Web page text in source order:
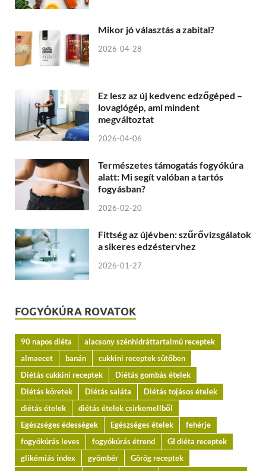
Mikor jó választás a zabital?
2026-04-28
Ez lesz az új kedvenc edzőgéped –
lovaglógép, ami mindent
megváltoztat
2026-04-06
Természetes támogatás fogyókúra
alatt: Mi segít valóban a tartós
fogyásban?
2026-02-20
Fittség az újévben: szűrővizsgálatok
a sikeres edzéstervhez
2026-01-27
FOGYÓKÚRA ROVATOK
90 napos diéta
alacsony szénhidráttartalmú receptek
almaecet
banán
cukkini receptek sütőben
Diétás cukkini receptek
Diétás gombás ételek
Diétás köretek
Diétás saláta
Diétás tojásos ételek
diétás ételek
diétás ételek csirkemellből
Egészséges édességek
Egészséges ételek
fehérje
fogyókúrás leves
fogyókúrás étrend
GI diéta receptek
glikémiás index
gyömbér
Görög receptek